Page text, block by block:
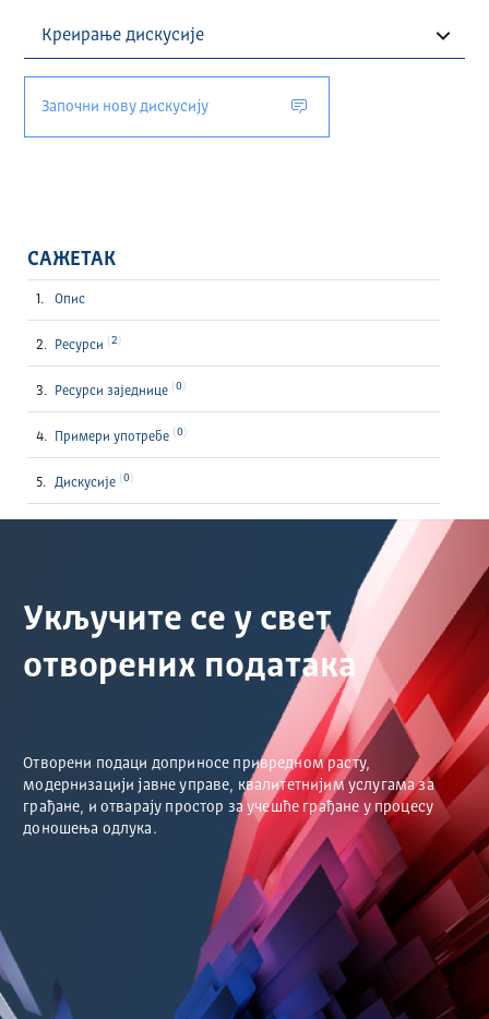
Започни нову дискусију
САЖЕТАК
Опис
Ресурси 2
Ресурси заједнице 0
Примери употребе 0
Дискусије 0
Укључите се у свет
отворених података
Отворени подаци доприносе привредном расту,
модернизацији јавне управе, квалитетнијим услугама за
грађане, и отварају простор за учешће грађане у процесу
доношења одлука.